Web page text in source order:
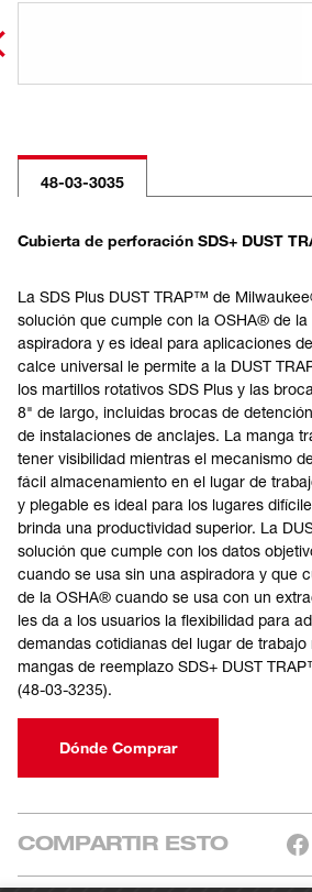
48-03-3035
Cubierta de perforación SDS+ DUST
La SDS Plus DUST TRAP™ de
solución que cumple con la OSHA® de la
aspiradora y es ideal para aplicaciones
calce universal le permite a la DUST
los martillos rotativos SDS Plus y las
8" de largo, incluidas brocas de
de instalaciones de anclajes. La manga
tener visibilidad mientras el mecanismo
fácil almacenamiento en el lugar de
y plegable es ideal para los lugares
brinda una productividad superior. La
solución que cumple con los datos
cuando se usa sin una aspiradora y que
de la OSHA® cuando se usa con un
les da a los usuarios la flexibilidad para
demandas cotidianas del lugar de
mangas de reemplazo SDS+ DUST
(48-03-3235).
Dónde Comprar
COMPARTIR ESTO